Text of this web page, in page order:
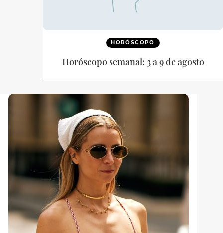
HORÓSCOPO
Horóscopo semanal: 3 a 9 de agosto